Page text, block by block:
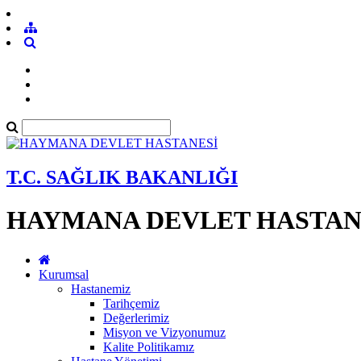
T.C. SAĞLIK BAKANLIĞI
HAYMANA DEVLET
Kurumsal
Hastanemiz
Tarihçemiz
Değerlerimiz
Misyon ve Vizyonumuz
Kalite Politikamız